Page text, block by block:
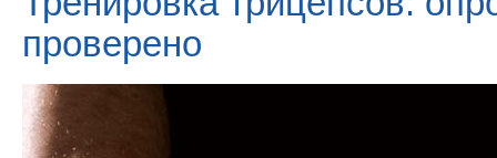
проверено